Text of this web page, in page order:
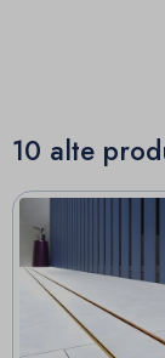
10 alte